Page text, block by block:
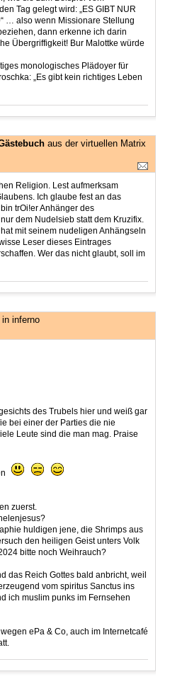
Tag gelegt wird: „ES GIBT NUR
… also wenn Missionare Stellung
dann erkenne ich darin
Übergriffigkeit! Bur Malottke würde
monologisches Plädoyer für
„Es gibt kein richtiges Leben
aus der virtuellen Matrix
Religion. Lest aufmerksam
Ich glaube fest an das
trOi!er Anhänger des
dem Nudelsieb statt dem Kruzifix.
mit seinem nudeligen Anhängseln
Leser dieses Eintrages
Wer das nicht glaubt, soll im
inferno
des Trubels hier und weiß gar
bei einer der Parties die nie
Leute sind die man mag. Praise
zuerst.
huldigen jene, die Shrimps aus
den heiligen Geist unters Volk
bitte noch Weihrauch?
das Reich Gottes bald anbricht, weil
vom spiritus Sanctus ins
ich muslim punks im Fernsehen
ePa & Co, auch im Internetcafé